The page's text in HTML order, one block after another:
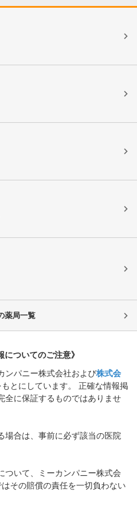
薬局一覧
についてのご注意》
ンパニー株式会社および株式会
とにしています。 正確な情報掲
全に保証するものではありませ
場合は、事前に必ず該当の医院
ついて、ミーカンパニー株式会
はその賠償の責任を一切負わない